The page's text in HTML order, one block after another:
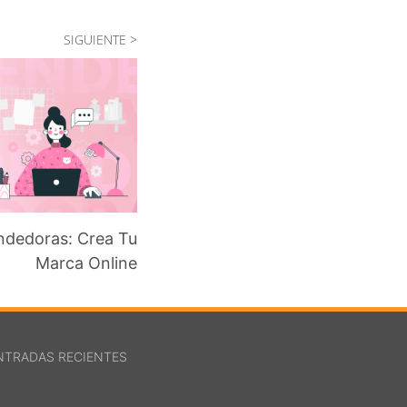
SIGUIENTE >
Crea Tu
Marca Online
RECIENTES